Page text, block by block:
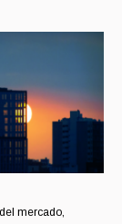
mercado,